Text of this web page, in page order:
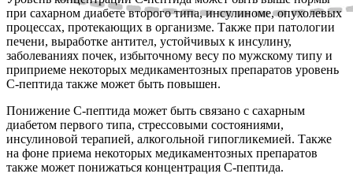
при сахарном диабете второго типа, инсулиноме, опухолевых
процессах, протекающих в организме. Также при патологии
печени, выработке антител, устойчивых к инсулину,
заболеваниях почек, избыточному весу по мужскому типу и
приприеме некоторых медикаментозных препаратов уровень
С-пептида также может быть повышен.
Понижение С-пептида может быть связано с сахарным
диабетом первого типа, стрессовыми состояниями,
инсулиновой терапией, алкогольной гипогликемией. Также
на фоне приема некоторых медикаментозных препаратов
также может понижаться концентрация С-пептида.